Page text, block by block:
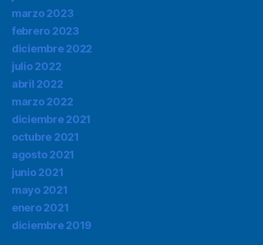
marzo 2023
febrero 2023
diciembre 2022
julio 2022
abril 2022
marzo 2022
diciembre 2021
octubre 2021
agosto 2021
junio 2021
mayo 2021
enero 2021
diciembre 2019